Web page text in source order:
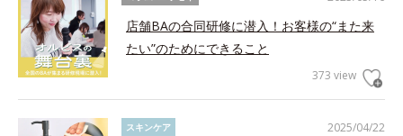
店舗BAの合同研修に潜入！お客様の“また来
たい”のためにできること
373 view
2025/04/22
スキンケア